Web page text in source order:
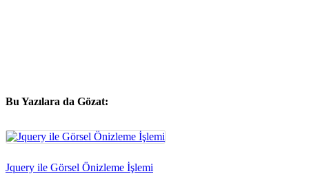
Bu Yazılara da Gözat:
Jquery ile Görsel Önizleme İşlemi